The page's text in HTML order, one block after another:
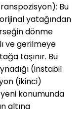
Bu
yatağından
dönme
ve gerilmeye
taşınır. Bu
(instabil
(ikinci)
konumunda
altına